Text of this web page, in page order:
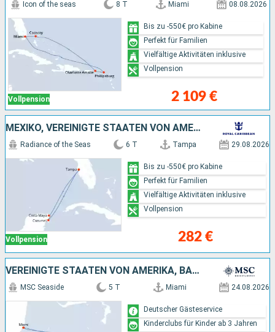
Vollpension
Icon of the seas 8 T Miami 08.08.2026
2 109 €
Bis zu -550€ pro Kabine
Perfekt für Familien
Vielfältige Aktivitäten inklusive
Vollpension
MEXIKO, VEREINIGTE STAATEN VON AMERIKA
Vollpension
Radiance of the Seas 6 T Tampa 29.08.2026
282 €
Bis zu -550€ pro Kabine
Perfekt für Familien
Vielfältige Aktivitäten inklusive
Vollpension
VEREINIGTE STAATEN VON AMERIKA, BAHAMAS
MSC Seaside 5 T Miami 24.08.2026
Deutscher Gästeservice
Kinderclubs für Kinder ab 3 Jahren